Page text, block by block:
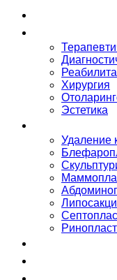
Хирургия
Эстетика
Удаление